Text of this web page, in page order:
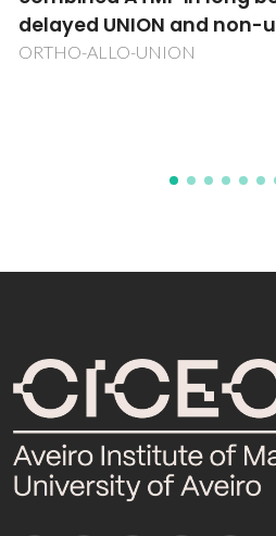
delayed UNION and non-
ORTHO-ALLO-UNION